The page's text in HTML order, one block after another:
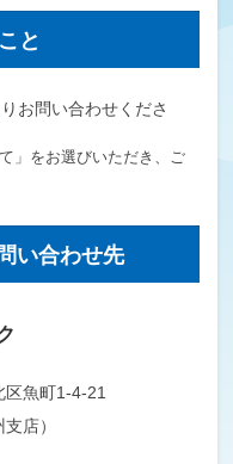
と
お問い合わせくださ
」をお選びいただき、ご
い合わせ先
区魚町1-4-21
店）